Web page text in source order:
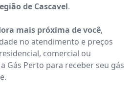
de Cascavel.
mais próxima de você,
no atendimento e preços
comercial ou
Gás Perto para receber seu gás